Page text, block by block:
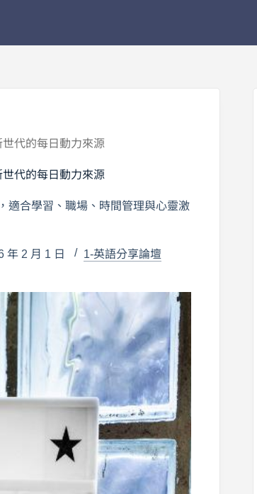
代的每日動力來源
代的每日動力來源
適合學習、職場、時間管理與心靈激
年 2 月 1 日 1-英語分享論壇